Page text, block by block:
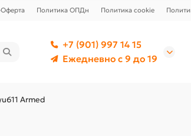
Политика ОПДн Политика cookie
+7 (901) 997 14 15
Ежедневно с 9 до 19
Armed